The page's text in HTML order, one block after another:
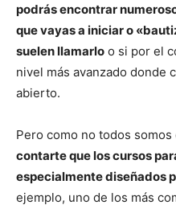
podrás encontrar
que vayas a iniciar o
suelen llamarlo o si por el
nivel más avanzado donde
abierto.
Pero como no todos
contarte que los cursos
especialmente diseñados
ejemplo, uno de los más